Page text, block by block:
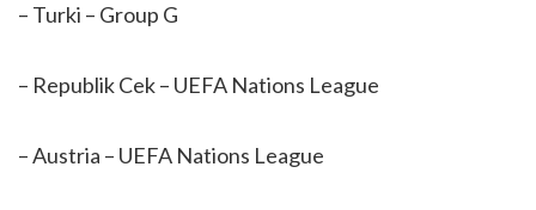
– Turki – Group G
– Republik Cek – UEFA Nations League
– Austria – UEFA Nations League